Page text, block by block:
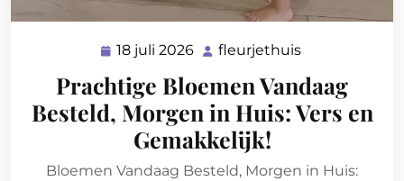
18 juli 2026 18
2026
fleurjethuis
Prachtige Bloemen Vandaag
Besteld, Morgen in Huis: Vers en
Gemakkelijk!
Bloemen Vandaag Besteld, Morgen in Huis: